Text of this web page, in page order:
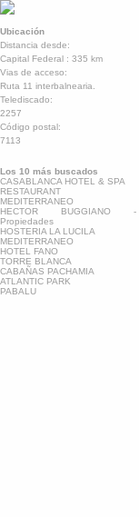
Ubicación
Distancia desde:
Capital Federal : 335 km
Vias de acceso:
Ruta 11 interbalnearia.
Telediscado:
2257
Código postal:
7113
Los 10 más buscados
CASABLANCA HOTEL & SPA
RESTAURANT
MEDITERRANEO
HECTOR BUGGIANO -
Propiedades
HOSTERIA LA LUCILA
MEDITERRANEO
HOTEL FANO
TORRE BLANCA
CABAÑAS PACHAMIA
ATLANTIC PARK
PABALU